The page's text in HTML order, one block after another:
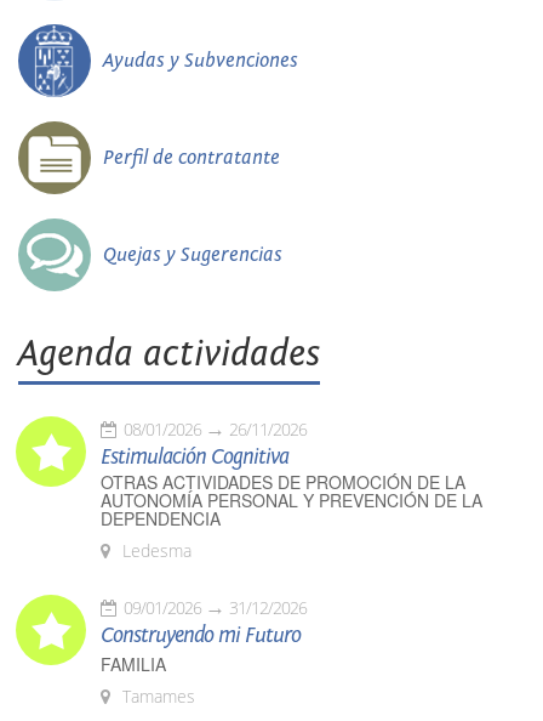
Ayudas y Subvenciones
Perfil de contratante
Quejas y Sugerencias
Agenda actividades
08/01/2026 26/11/2026
Estimulación Cognitiva
OTRAS ACTIVIDADES DE PROMOCIÓN DE LA
AUTONOMÍA PERSONAL Y PREVENCIÓN DE LA
DEPENDENCIA
Ledesma
09/01/2026 31/12/2026
Construyendo mi Futuro
FAMILIA
Tamames